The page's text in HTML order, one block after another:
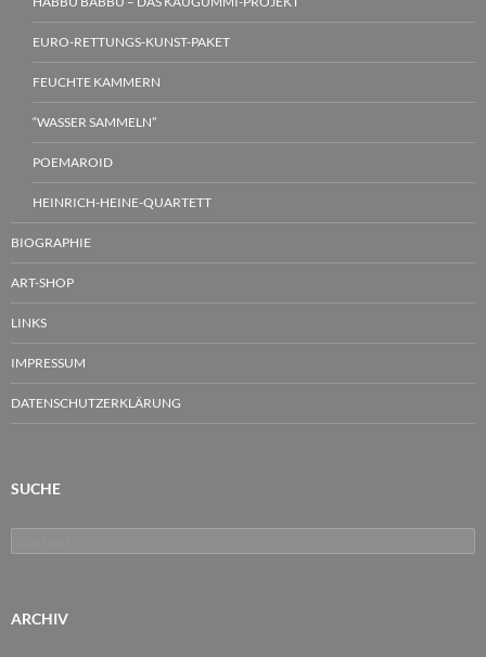
EURO-RETTUNGS-KUNST-PAKET
FEUCHTE KAMMERN
“WASSER SAMMELN”
POEMAROID
HEINRICH-HEINE-QUARTETT
BIOGRAPHIE
ART-SHOP
LINKS
IMPRESSUM
DATENSCHUTZERKLÄRUNG
SUCHE
nach:
ARCHIV